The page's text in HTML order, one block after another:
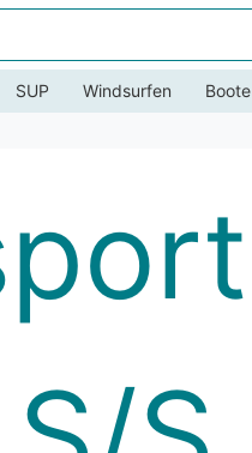
SUP Windsurfen Boote